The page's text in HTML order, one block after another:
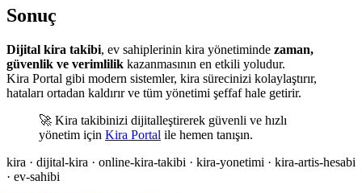
Sonuç
Dijital kira takibi, ev sahiplerinin kira yönetiminde zaman,
güvenlik ve verimlilik kazanmasının en etkili yoludur.
Kira Portal gibi modern sistemler, kira sürecinizi kolaylaştırır,
hataları ortadan kaldırır ve tüm yönetimi şeffaf hale getirir.
🚀 Kira takibinizi dijitalleştirerek güvenli ve hızlı
yönetim için Kira Portal ile hemen tanışın.
kira · dijital-kira · online-kira-takibi · kira-yonetimi · kira-artis-hesabi
· ev-sahibi